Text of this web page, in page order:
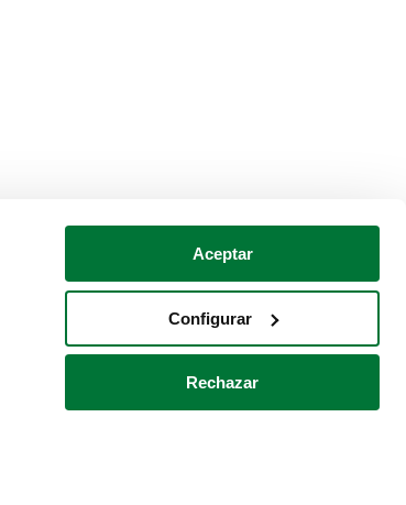
Aceptar
Configurar
Rechazar